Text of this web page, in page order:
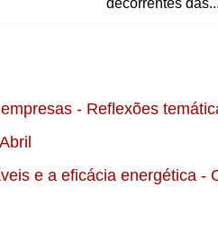
- Reflexões
e a eficácia energética